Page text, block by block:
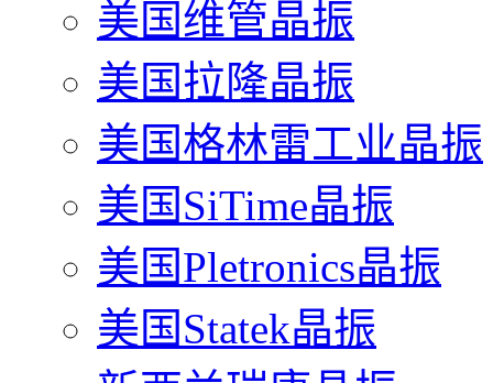
美国维管晶振
美国拉隆晶振
美国格林雷工业晶振
美国SiTime晶振
美国Pletronics晶振
美国Statek晶振